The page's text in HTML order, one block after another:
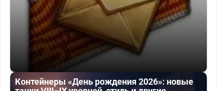
Контейнеры «День рождения 2026»: новые